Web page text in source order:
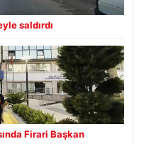
saldırdı
Firari Başkan